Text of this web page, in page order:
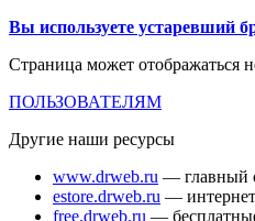
Вы используете устаревший
Страница может отображаться
ПОЛЬЗОВАТЕЛЯМ
Другие наши ресурсы
www.drweb.ru — главный
estore.drweb.ru —
free.drweb.ru —